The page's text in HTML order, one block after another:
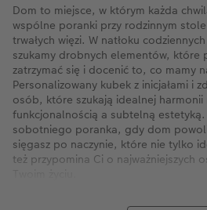
Dom to miejsce, w którym każda
wspólne poranki przy rodzinnym
trwałych więzi. W natłoku
szukamy drobnych elementów, które
zatrzymać się i docenić to, co mamy
Personalizowany kubek z inicjałami i
osób, które szukają idealnej harmonii
funkcjonalnością a subtelną
sobotniego poranka, gdy dom
sięgasz po naczynie, które nie tylko
też przypomina Ci o najważniejszych